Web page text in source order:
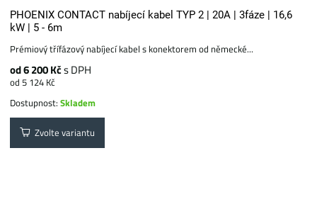
PHOENIX CONTACT nabíjecí kabel TYP 2 | 20A | 3fáze | 16,6
kW | 5 - 6m
Prémiový třífázový nabíjecí kabel s konektorem od německé...
od 6 200 Kčs DPH
od 5 124 Kč
Dostupnost:Skladem
Zvolte variantu